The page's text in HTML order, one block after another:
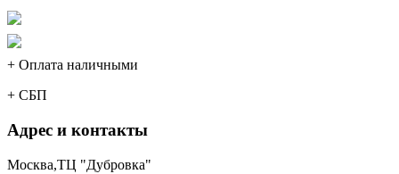
+ Оплата наличными
+ СБП
Адрес и контакты
Москва,ТЦ "Дубровка"